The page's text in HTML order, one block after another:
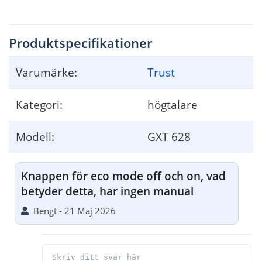
Produktspecifikationer
Varumärke: Trust
Kategori: högtalare
Modell: GXT 628
Knappen för eco mode off och on, vad
betyder detta, har ingen manual
Bengt - 21 Maj 2026